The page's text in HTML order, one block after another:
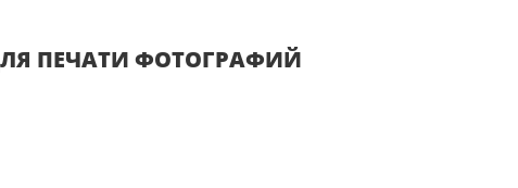
ПЕЧАТИ ФОТОГРАФИЙ